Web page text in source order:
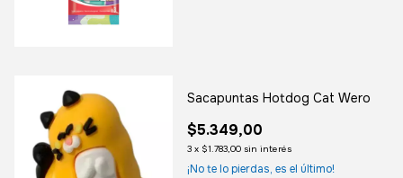
Sacapuntas Hotdog Cat Wero
$5.349,00
3 x $1.783,00 sin interés
¡No te lo pierdas, es el último!